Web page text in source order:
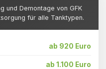
und Demontage von GFK
für alle Tanktypen.
ab 920 Euro
ab 1.100 Euro